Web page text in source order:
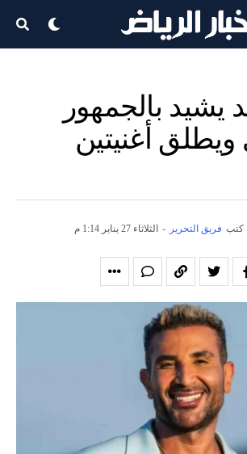
يشيد بالجمهور
ويطلق أغنيتين
كتب فريق التحرير - الثلاثاء 27 يناير 1:14 م